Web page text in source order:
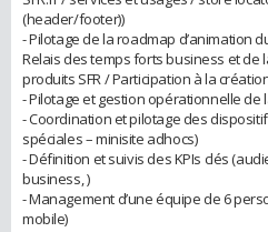
(header/footer))
- Pilotage de la roadmap d’animation
Relais des temps forts business et de
produits SFR / Participation à la
- Pilotage et gestion opérationnelle de
- Coordination et pilotage des
spéciales – minisite adhocs)
- Définition et suivis des KPIs clés
business, )
- Management d’une équipe de 6
mobile)